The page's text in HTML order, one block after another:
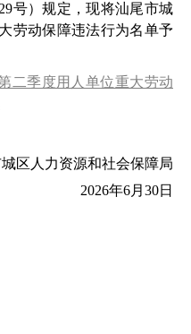
号）规定，现将汕尾市城
劳动保障违法行为名单予
二季度用人单位重大劳动
区人力资源和社会保障局
2026年6月30日